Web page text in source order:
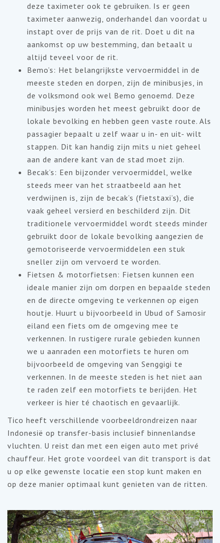
deze taximeter ook te gebruiken. Is er geen
taximeter aanwezig, onderhandel dan voordat u
instapt over de prijs van de rit. Doet u dit na
aankomst op uw bestemming, dan betaalt u
altijd teveel voor de rit.
Bemo’s: Het belangrijkste vervoermiddel in de
meeste steden en dorpen, zijn de minibusjes, in
de volksmond ook wel Bemo genoemd. Deze
minibusjes worden het meest gebruikt door de
lokale bevolking en hebben geen vaste route. Als
passagier bepaalt u zelf waar u in- en uit- wilt
stappen. Dit kan handig zijn mits u niet geheel
aan de andere kant van de stad moet zijn.
Becak’s: Een bijzonder vervoermiddel, welke
steeds meer van het straatbeeld aan het
verdwijnen is, zijn de becak’s (fietstaxi’s), die
vaak geheel versierd en beschilderd zijn. Dit
traditionele vervoermiddel wordt steeds minder
gebruikt door de lokale bevolking aangezien de
gemotoriseerde vervoermiddelen een stuk
sneller zijn om vervoerd te worden.
Fietsen & motorfietsen: Fietsen kunnen een
ideale manier zijn om dorpen en bepaalde steden
en de directe omgeving te verkennen op eigen
houtje. Huurt u bijvoorbeeld in Ubud of Samosir
eiland een fiets om de omgeving mee te
verkennen. In rustigere rurale gebieden kunnen
we u aanraden een motorfiets te huren om
bijvoorbeeld de omgeving van Senggigi te
verkennen. In de meeste steden is het niet aan
te raden zelf een motorfiets te berijden. Het
verkeer is hier té chaotisch en gevaarlijk.
Tico heeft verschillende voorbeeldrondreizen naar
Indonesië op transfer-basis inclusief binnenlandse
vluchten. U reist dan met een eigen auto met privé
chauffeur. Het grote voordeel van dit transport is dat
u op elke gewenste locatie een stop kunt maken en
op deze manier optimaal kunt genieten van de ritten.